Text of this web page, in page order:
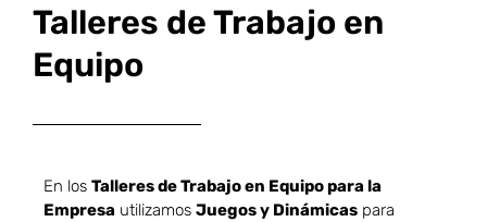
Talleres de Trabajo en
Equipo
En los Talleres de Trabajo en Equipo para la
Empresa utilizamos Juegos y Dinámicas para